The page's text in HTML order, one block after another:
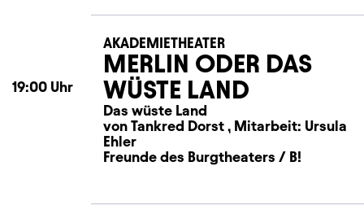
19:00 Uhr
AKADEMIETHEATER
MERLIN ODER DAS
WÜSTE LAND
Das wüste Land
von Tankred Dorst , Mitarbeit: Ursula
Ehler
Freunde des Burgtheaters / B!